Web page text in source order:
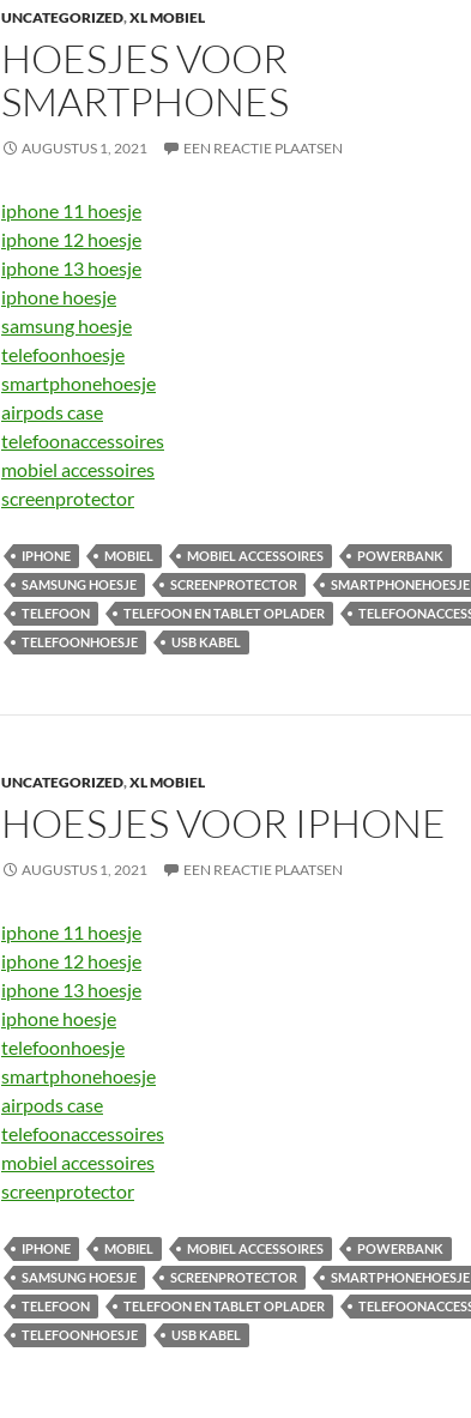
UNCATEGORIZED,XL MOBIEL
HOESJES VOOR
SMARTPHONES
AUGUSTUS 1, 2021 EEN REACTIE PLAATSEN
iphone 11 hoesje
iphone 12 hoesje
iphone 13 hoesje
iphone hoesje
samsung hoesje
telefoonhoesje
smartphonehoesje
airpods case
telefoonaccessoires
mobiel accessoires
screenprotector
IPHONE MOBIEL MOBIEL ACCESSOIRES
POWERBANK
SAMSUNG HOESJE
SCREENPROTECTOR SMARTPHONEHOESJE
TELEFOON
TELEFOON EN TABLET OPLADER
TELEFOONHOESJE
USB KABEL
UNCATEGORIZED,XL MOBIEL
HOESJES VOOR IPHONE
AUGUSTUS 1, 2021 EEN REACTIE PLAATSEN
iphone 11 hoesje
iphone 12 hoesje
iphone 13 hoesje
iphone hoesje
telefoonhoesje
smartphonehoesje
airpods case
telefoonaccessoires
mobiel accessoires
screenprotector
IPHONE MOBIEL MOBIEL ACCESSOIRES
POWERBANK
SAMSUNG HOESJE
SCREENPROTECTOR SMARTPHONEHOESJE
TELEFOON
TELEFOON EN TABLET OPLADER
TELEFOONHOESJE
USB KABEL